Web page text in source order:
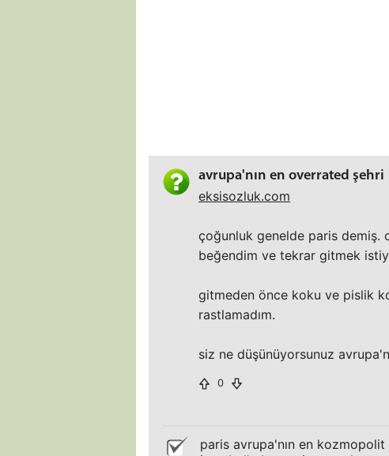
avrupa'nın en overrated şehri
eksisozluk.com
çoğunluk genelde paris
beğendim ve tekrar gitmek
gitmeden önce koku ve pislik
rastlamadım.
siz ne düşünüyorsunuz
0
paris avrupa'nın en